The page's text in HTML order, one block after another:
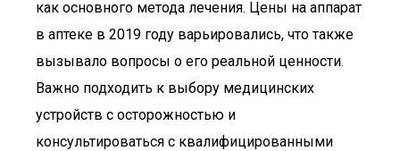
как основного метода лечения. Цены на аппарат
в аптеке в 2019 году варьировались, что также
вызывало вопросы о его реальной ценности.
Важно подходить к выбору медицинских
устройств с осторожностью и
консультироваться с квалифицированными